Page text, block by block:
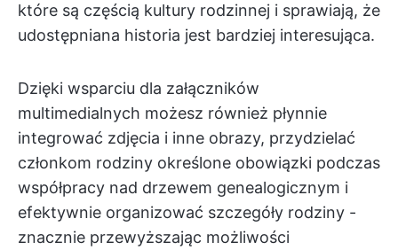
które są częścią kultury rodzinnej i sprawiają, że
udostępniana historia jest bardziej interesująca.
Dzięki wsparciu dla załączników
multimedialnych możesz również płynnie
integrować zdjęcia i inne obrazy, przydzielać
członkom rodziny określone obowiązki podczas
współpracy nad drzewem genealogicznym i
efektywnie organizować szczegóły rodziny -
znacznie przewyższając możliwości